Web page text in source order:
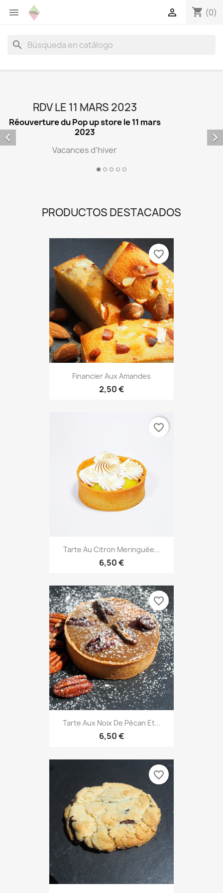
 shopping_cart (0)

search
LE 11 MARS 2023
du Pop up store le 11 mars
Vacances d’hiver
 
PRODUCTOS DESTACADOS
Financier Aux Amandes
2,50 €
favorite_border
Tarte Au Citron Meringuée...
6,50 €
favorite_border
Tarte Aux Noix De Pécan Et...
6,50 €
favorite_border
favorite_border